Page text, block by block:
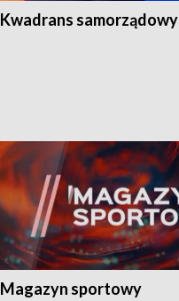
Kwadrans samorządowy
Magazyn sportowy